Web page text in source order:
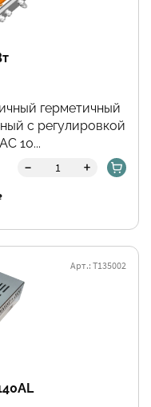
герметичный
с регулировкой
10...
- +
Арт.: Т135002